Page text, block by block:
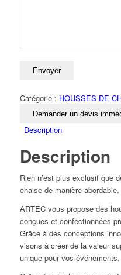
Catégorie : HOUSSES DE
Demander un devis
Description
Description
Rien n’est plus exclusif que
chaise de manière abordable.
ARTEC vous propose des
conçues et confectionnées
Grâce à des conceptions
visons à créer de la valeur
unique pour vos événements.